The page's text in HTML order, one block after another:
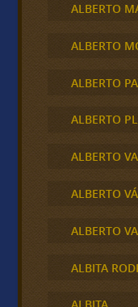
ALBERTO
ALBERTO
ALBERTO
ALBERTO
ALBERTO
ALBERTO
ALBERTO
ALBITA